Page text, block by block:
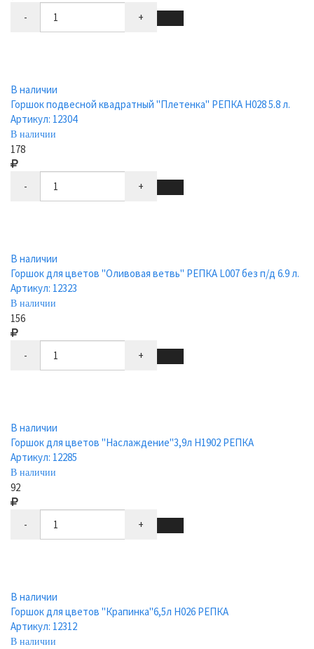
- +
В наличии
Горшок подвесной квадратный "Плетенка" РЕПКА Н028 5.8 л.
Артикул: 12304
В наличии
178
- +
В наличии
Горшок для цветов "Оливовая ветвь" РЕПКА L007 без п/д 6.9 л.
Артикул: 12323
В наличии
156
- +
В наличии
Горшок для цветов "Наслаждение"3,9л Н1902 РЕПКА
Артикул: 12285
В наличии
92
- +
В наличии
Горшок для цветов "Крапинка"6,5л Н026 РЕПКА
Артикул: 12312
В наличии